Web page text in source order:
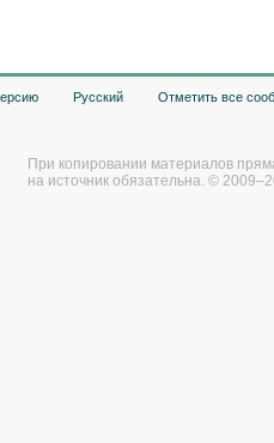
Русский Отметить все
При копировании материалов
на источник обязательна. ©